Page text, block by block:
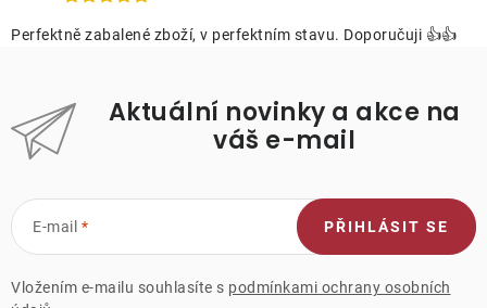
Perfektně zabalené zboží, v perfektním stavu. Doporučuji 👍👍
Aktuální novinky a akce na
váš e-mail
E-mail
Vložením e-mailu souhlasíte s podmínkami ochrany osobních
PŘIHLÁSIT SE